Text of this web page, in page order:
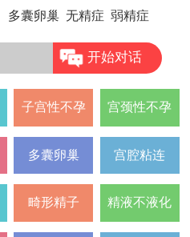
多囊卵巢 无精症 弱精症
开始对话
子宫性不孕 宫颈性不孕
多囊卵巢 宫腔粘连
畸形精子 精液不液化